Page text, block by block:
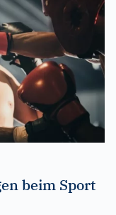
beim Sport